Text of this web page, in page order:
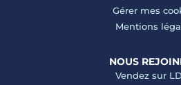
Gérer mes
Mentions
NOUS
Vendez sur